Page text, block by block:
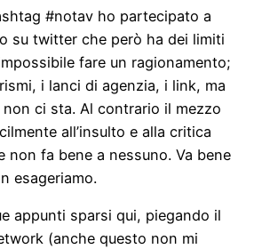
#notav ho partecipato a
su twitter che però ha dei limiti
fare un ragionamento;
i lanci di agenzia, i link, ma
ci sta. Al contrario il mezzo
all’insulto e alla critica
non fa bene a nessuno. Va bene
esageriamo.
appunti sparsi qui, piegando il
(anche questo non mi